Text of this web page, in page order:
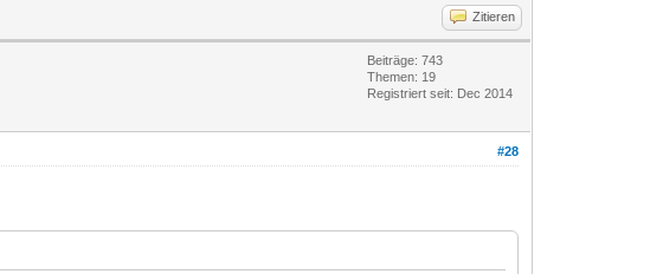
Zitieren
Beiträge: 743
Themen: 19
Registriert seit: Dec 2014
#28